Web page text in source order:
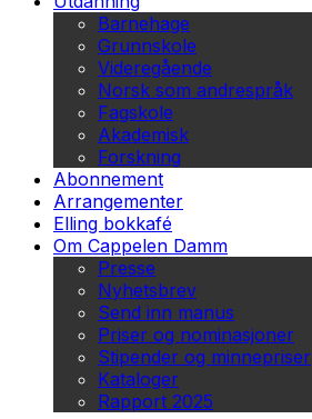
Barnehage
Grunnskole
Videregående
Norsk som andrespråk
Fagskole
Akademisk
Forskning
Abonnement
Arrangementer
Elling bokkafé
Om Cappelen Damm
Presse
Nyhetsbrev
Send inn manus
Priser og nominasjoner
Stipender og minnepriser
Kataloger
Rapport 2025